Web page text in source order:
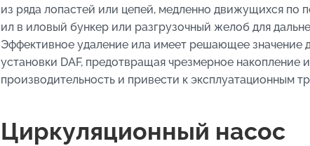
из ряда лопастей или цепей, медленно движущихся по
ил в иловый бункер или разгрузочный желоб для
Эффективное удаление ила имеет решающее значение
установки DAF, предотвращая чрезмерное накопление
производительность и привести к эксплуатационным
Циркуляционный насос